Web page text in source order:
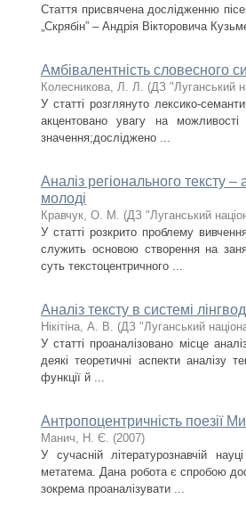
Стаття присвячена дослідженню
„Скрябін” – Андрія Вікторовича
Амбівалентність словесного
Колесникова, Л. Л. (ДЗ "Луганський
У статті розглянуто лексико-
акцентовано увагу на
значення;досліджено ...
Аналіз регіонального тексту
молоді
Кравчук, О. М. (ДЗ "Луганський
У статті розкрито проблему
служить основою створення на
суть текстоцентричного ...
Аналіз тексту в системі
Нікітіна, А. В. (ДЗ "Луганський
У статті проаналізовано місце
деякі теоретичні аспекти аналізу
функції й ...
Антропоцентричність поезії
Манич, Н. Є. (2007)
У сучасній літературознавчій
метатема. Дана робота є спробою
зокрема проаналізувати ...